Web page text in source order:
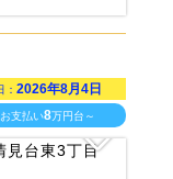
： 2026年8月4日
支払い8万円台～